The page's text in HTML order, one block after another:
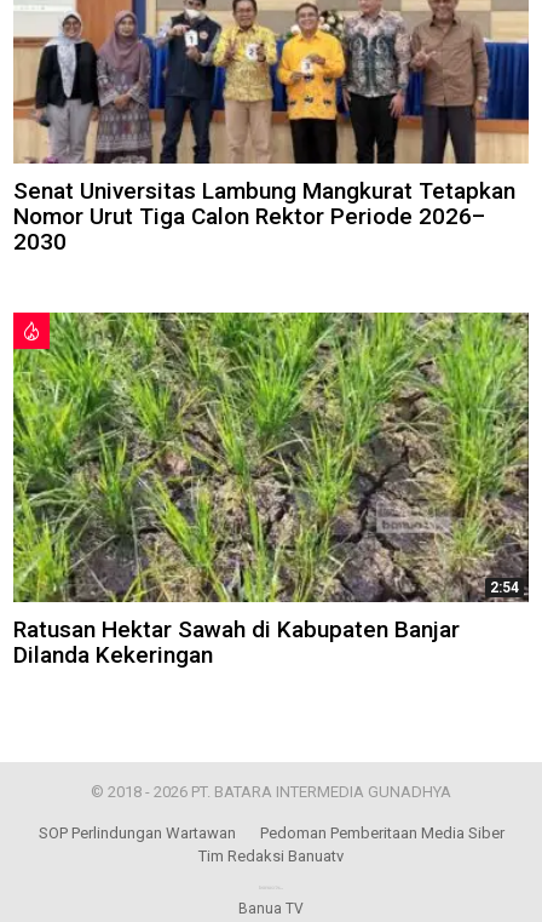
Senat Universitas Lambung Mangkurat Tetapkan
Nomor Urut Tiga Calon Rektor Periode 2026–
2030
2:54
Ratusan Hektar Sawah di Kabupaten Banjar
Dilanda Kekeringan
© 2018 - 2026 PT. BATARA INTERMEDIA GUNADHYA
SOP Perlindungan Wartawan
Pedoman Pemberitaan Media Siber
Tim Redaksi Banuatv
Banua TV